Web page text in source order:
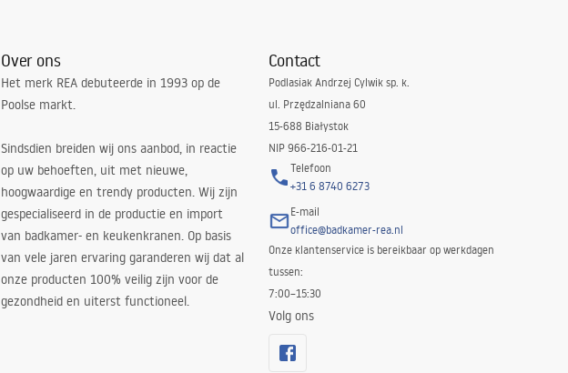
Over ons
Het merk REA debuteerde in 1993 op de
Poolse markt.
Sindsdien breiden wij ons aanbod, in reactie
op uw behoeften, uit met nieuwe,
hoogwaardige en trendy producten. Wij zijn
gespecialiseerd in de productie en import
van badkamer- en keukenkranen. Op basis
van vele jaren ervaring garanderen wij dat al
onze producten 100% veilig zijn voor de
gezondheid en uiterst functioneel.
Contact
Podlasiak Andrzej Cylwik sp. k.
ul. Przędzalniana 60
15-688 Białystok
NIP 966-216-01-21
Telefoon
+31 6 8740 6273
E-mail
office@badkamer-rea.nl
Onze klantenservice is bereikbaar op werkdagen
tussen:
7:00–15:30
Volg ons